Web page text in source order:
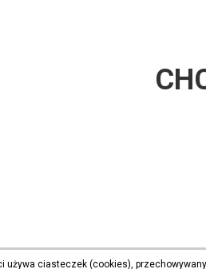
używa ciasteczek (cookies),